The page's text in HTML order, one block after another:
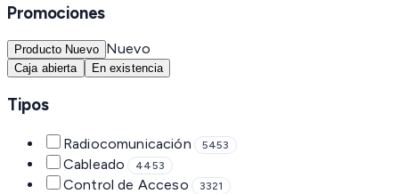
Promociones
Producto Nuevo Nuevo
Caja abierta En existencia
Tipos
Radiocomunicación 5453
Cableado 4453
Control de Acceso 3321